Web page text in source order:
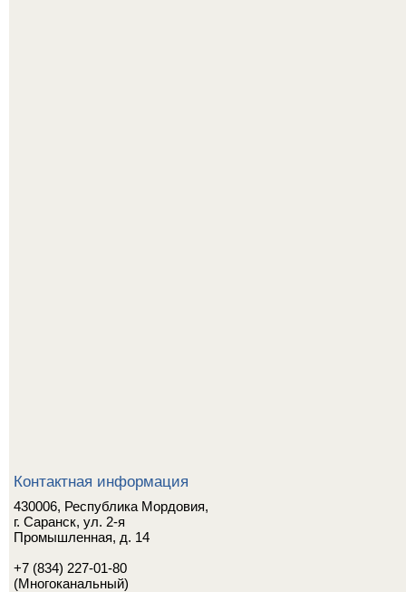
Контактная информация
430006, Республика Мордовия,
г. Саранск, ул. 2-я
Промышленная, д. 14
+7 (834) 227-01-80
(Многоканальный)